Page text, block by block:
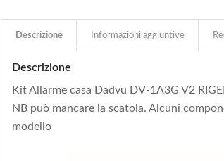
Descrizione Informazioni aggiuntive
Descrizione
Kit Allarme casa Dadvu DV-1A3G V2
NB può mancare la scatola. Alcuni
modello